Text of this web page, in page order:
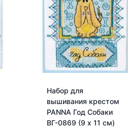
Набор для
вышивания крестом
PANNA Год Собаки
ВГ-0869 (9 x 11 см)